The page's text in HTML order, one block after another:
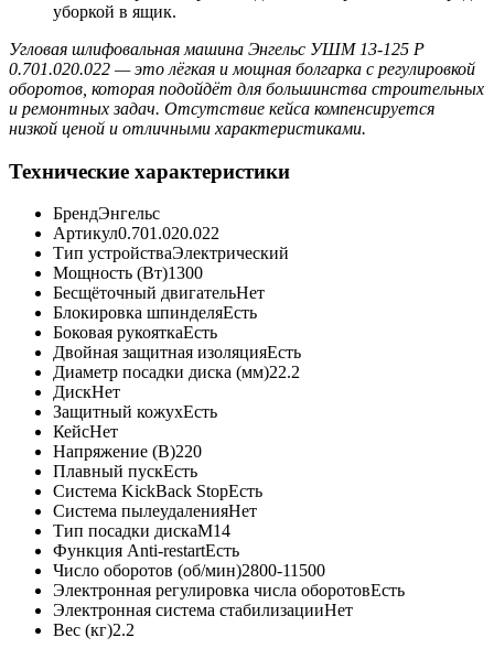
уборкой в ящик.
Угловая шлифовальная машина Энгельс УШМ 13-125 Р
0.701.020.022 — это лёгкая и мощная болгарка с регулировкой
оборотов, которая подойдёт для большинства строительных
и ремонтных задач. Отсутствие кейса компенсируется
низкой ценой и отличными характеристиками.
Технические характеристики
БрендЭнгельс
Артикул0.701.020.022
Тип устройстваЭлектрический
Мощность (Вт)1300
Бесщёточный двигательНет
Блокировка шпинделяЕсть
Боковая рукояткаЕсть
Двойная защитная изоляцияЕсть
Диаметр посадки диска (мм)22.2
ДискНет
Защитный кожухЕсть
КейсНет
Напряжение (В)220
Плавный пускЕсть
Система KickBack StopЕсть
Система пылеудаленияНет
Тип посадки дискаМ14
Функция Anti-restartЕсть
Число оборотов (об/мин)2800-11500
Электронная регулировка числа оборотовЕсть
Электронная система стабилизацииНет
Вес (кг)2.2